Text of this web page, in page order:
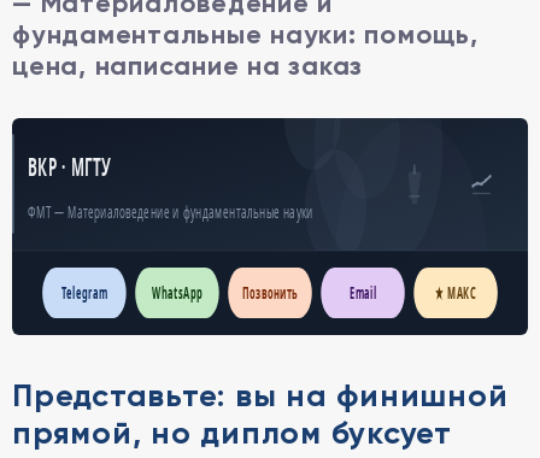
фундаментальные науки: помощь,
цена, написание на заказ
ВКР · МГТУ
ФМТ — Материаловедение и фундаментальные науки
Telegram WhatsApp Позвонить Email ★ МАКС
Представьте: вы на финишной
прямой, но диплом буксует